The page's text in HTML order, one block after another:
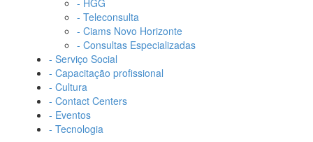
- HGG
- Teleconsulta
- Ciams Novo Horizonte
- Consultas Especializadas
- Serviço Social
- Capacitação profissional
- Cultura
- Contact Centers
- Eventos
- Tecnologia